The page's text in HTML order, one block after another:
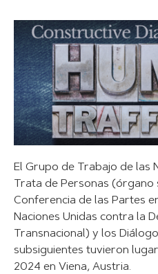
El Grupo de Trabajo de las
Trata de Personas (órgano
Conferencia de las Partes
Naciones Unidas contra la
Transnacional) y los
subsiguientes tuvieron
2024 en Viena, Austria.